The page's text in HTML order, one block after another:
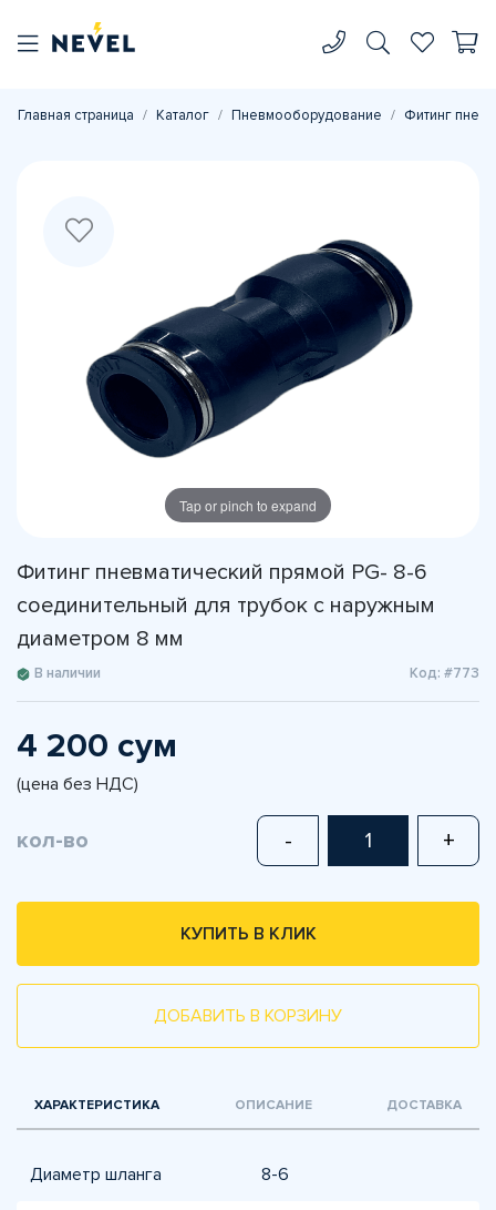
Главная страница Каталог Пневмооборудование Фитинг
Tap or pinch to expand
Фитинг пневматический прямой PG- 8-6
соединительный для трубок с наружным
диаметром 8 мм
В наличии Код: #773
4 200 сум
(цена без НДС)
кол-во - +
КУПИТЬ В КЛИК
ДОБАВИТЬ В КОРЗИНУ
ХАРАКТЕРИСТИКА ОПИСАНИЕ ДОСТАВКА
Диаметр шланга 8-6